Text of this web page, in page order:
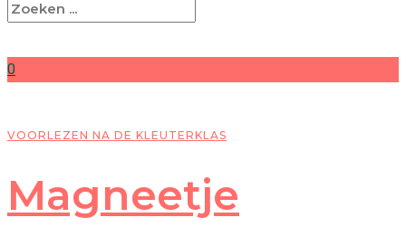
0
VOORLEZEN NA DE KLEUTERKLAS
Magneetje